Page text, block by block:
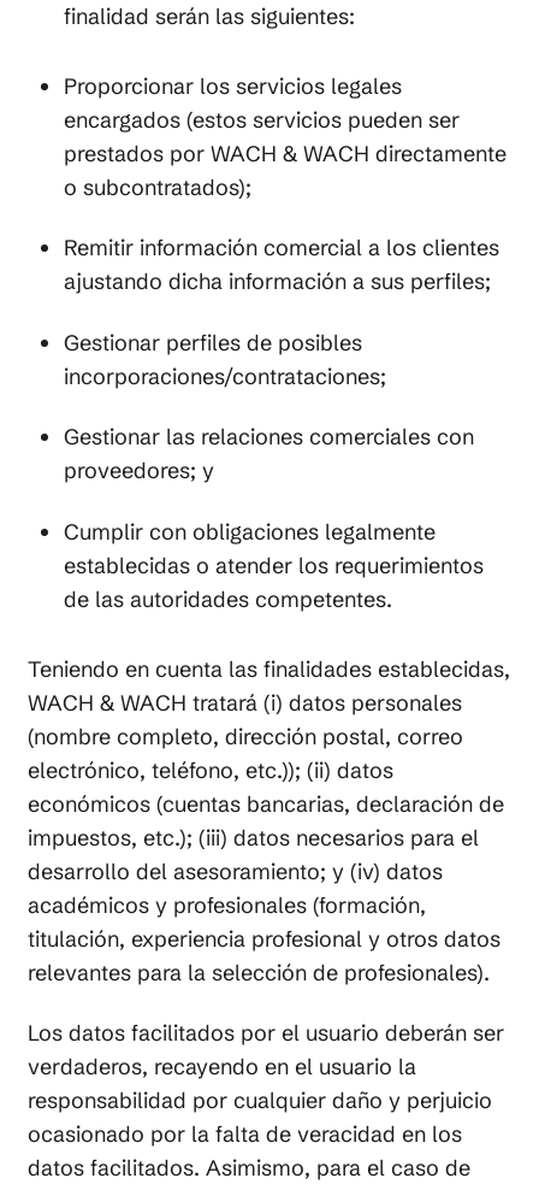
finalidad serán las siguientes:
Proporcionar los servicios legales
encargados (estos servicios pueden ser
prestados por WACH & WACH directamente
o subcontratados);
Remitir información comercial a los clientes
ajustando dicha información a sus perfiles;
Gestionar perfiles de posibles
incorporaciones/contrataciones;
Gestionar las relaciones comerciales con
proveedores; y
Cumplir con obligaciones legalmente
establecidas o atender los requerimientos
de las autoridades competentes.
Teniendo en cuenta las finalidades establecidas,
WACH & WACH tratará (i) datos personales
(nombre completo, dirección postal, correo
electrónico, teléfono, etc.)); (ii) datos
económicos (cuentas bancarias, declaración de
impuestos, etc.); (iii) datos necesarios para el
desarrollo del asesoramiento; y (iv) datos
académicos y profesionales (formación,
titulación, experiencia profesional y otros datos
relevantes para la selección de profesionales).
Los datos facilitados por el usuario deberán ser
verdaderos, recayendo en el usuario la
responsabilidad por cualquier daño y perjuicio
ocasionado por la falta de veracidad en los
datos facilitados. Asimismo, para el caso de